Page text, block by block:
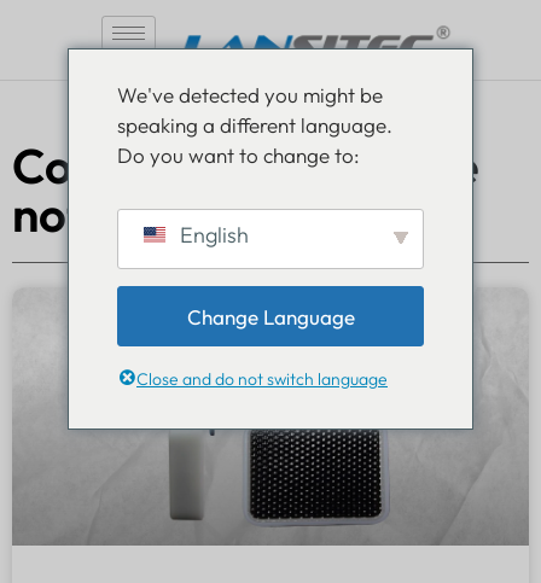
Comunicati stampa e
notizie
We've detected you might be
speaking a different language.
Do you want to change to:
English
Change Language
Close and do not switch language